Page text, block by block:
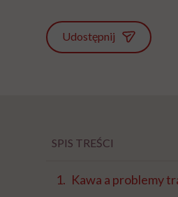
Udostępnij
SPIS TREŚCI
Kawa a problemy